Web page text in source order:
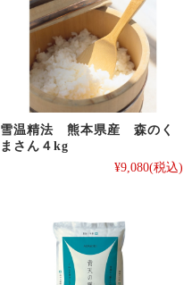
雪温精法 熊本県産 森のく
まさん４kg
¥9,080(税込)